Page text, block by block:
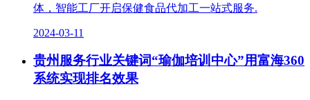
体，智能工厂开启保健食品代加工一站式服务.
2024-03-11
贵州服务行业关键词“瑜伽培训中心”用富海360
系统实现排名效果